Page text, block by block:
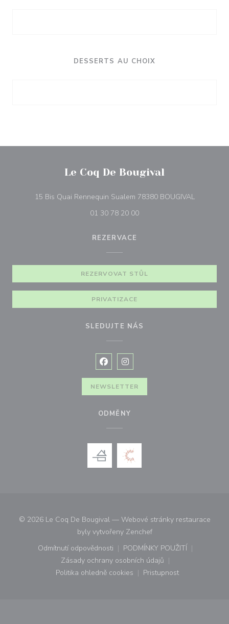
DESSERTS AU CHOIX
Le Coq De Bougival
15 Bis Quai Rennequin Sualem 78380 BOUGIVAL((otevře
01 30 78 20 00
REZERVACE
REZERVOVAT STŮL
PRIVATIZACE
SLEDUJTE NÁS
Facebook ((otevře se v novém
Instagram ((otevře se v
NEWSLETTER
ODMĚNY
© 2026 Le Coq De Bougival — Webové stránky restaurace
byly vytvořeny Zenchef((otevře se v novém
Odmítnutí odpovědnosti
((otevře se v novém okně))
PODMÍNKY POUŽITÍ
((otevře se v novém
Zásady ochrany osobních údajů
((otevře se v novém okně))
Politika ohledně cookies
((otevře se v novém okně))
Pristupnost
((otevře se v novém